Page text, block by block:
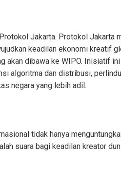
Jakarta. Protokol Jakarta
keadilan ekonomi kreatif
akan dibawa ke WIPO. Inisiatif
algoritma dan distribusi,
negara yang lebih adil.
tidak hanya
suara bagi keadilan kreator